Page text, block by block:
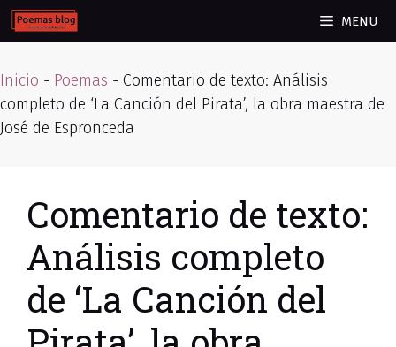
Skip
to
MENU
Inicio - Poemas - Comentario de texto: Análisis
completo de ‘La Canción del Pirata’, la obra maestra de
José de Espronceda
Comentario de texto:
Análisis completo
de ‘La Canción del